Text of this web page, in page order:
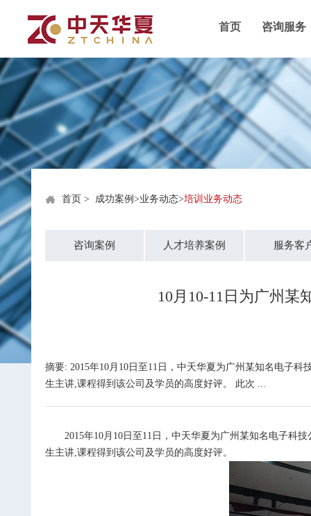
首页 咨询服务
首页 > 成功案例 >业务动态>培训业务动态
咨询案例 人才培养案例 服务客
10月10-11日为广州某
摘要: 2015年10月10日至11日，中天华夏为广州某知名电子
生主讲,课程得到该公司及学员的高度好评。 此次 ...
2015年10月 10 日至 11 日，中天华夏为广州某知名电子科
生主讲,课程得到该公司及学员的高度好评。